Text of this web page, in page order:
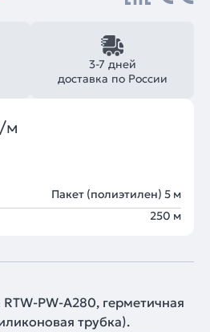
3-7 дней
доставка по России
м
Пакет (полиэтилен) 5 м
250 м
PW-A280, герметичная
трубка).